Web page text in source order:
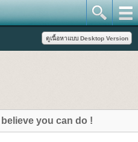
you can do !